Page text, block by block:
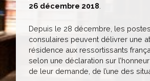
26 décembre 2018
Depuis le 28 décembre, les
consulaires peuvent délivrer une
résidence aux ressortissants
selon une déclaration sur
de leur demande, de l’une des